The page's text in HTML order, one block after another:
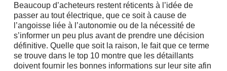
Beaucoup d’acheteurs restent réticents à l’idée de
passer au tout électrique, que ce soit à cause de
l’angoisse liée à l’autonomie ou de la nécessité de
s’informer un peu plus avant de prendre une décision
définitive. Quelle que soit la raison, le fait que ce terme
se trouve dans le top 10 montre que les détaillants
doivent fournir les bonnes informations sur leur site afin